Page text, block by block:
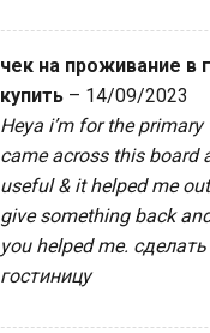
чек на проживание в
купить – 14/09/2023
Heya i’m for the primary
came across this board
useful & it helped me
give something back
you helped me.
гостиницу